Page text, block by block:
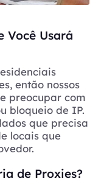
Você Usará
então nossos
preocupar com
bloqueio de IP.
que precisa
locais que
de Proxies?